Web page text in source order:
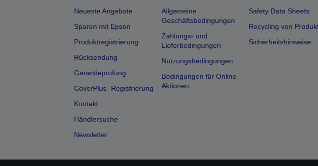
Neueste Angebote
Sparen mit Epson
Produktregistrierung
Rücksendung
Garantieprüfung
CoverPlus- Registrierung
Kontakt
Händlersuche
Newsletter
Allgemeine
Geschäftsbedingungen
Zahlungs- und
Lieferbedingungen
Nutzungsbedingungen
Bedingungen für Online-
Aktionen
Safety Data Sheets
Recycling von
Sicherheitshinweise